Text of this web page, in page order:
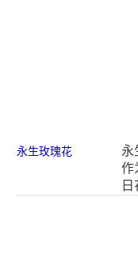
永生玫瑰花
永
作